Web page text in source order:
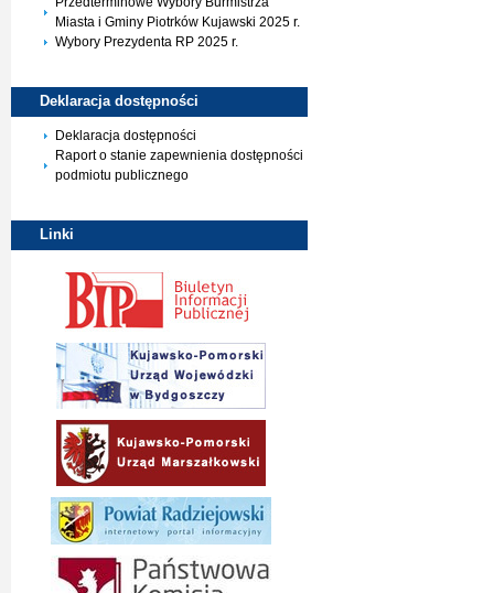
Miasta i Gminy Piotrków Kujawski 2025 r.
Wybory Prezydenta RP 2025 r.
Deklaracja dostępności
Deklaracja dostępności
Raport o stanie zapewnienia dostępności
podmiotu publicznego
Linki